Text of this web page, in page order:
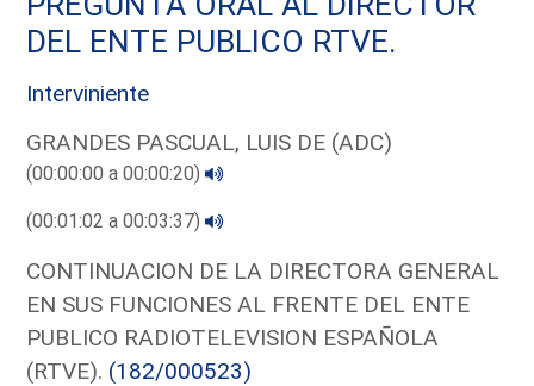
DEL ENTE PUBLICO RTVE.
Interviniente
GRANDES PASCUAL, LUIS DE (ADC)
(00:00:00 a 00:00:20)
(00:01:02 a 00:03:37)
CONTINUACION DE LA DIRECTORA GENERAL
EN SUS FUNCIONES AL FRENTE DEL ENTE
PUBLICO RADIOTELEVISION ESPAÑOLA
(RTVE). (182/000523)